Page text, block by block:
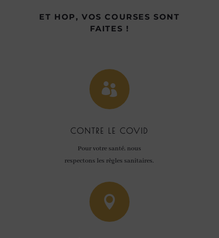
ET HOP, VOS COURSES SONT
FAITES !

CONTRE LE COVID
Pour votre santé, nous
respectons les règles sanitaires.
